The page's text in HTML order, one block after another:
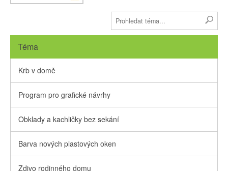
Téma
Krb v domě
Program pro grafické návrhy
Obklady a kachličky bez sekání
Barva nových plastových oken
Zdivo rodinného domu